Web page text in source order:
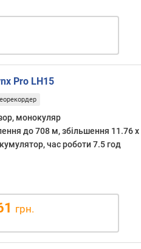
Pro LH15
монокуляр
до 708 м, збільшення 11.76 x
час роботи 7.5 год
грн.